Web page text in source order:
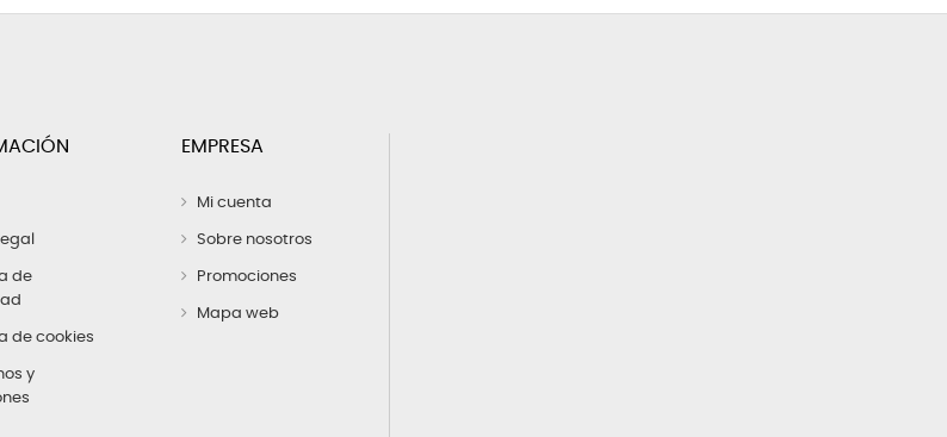
de
de cookies
y
EMPRESA
Mi cuenta
Sobre nosotros
Promociones
Mapa web